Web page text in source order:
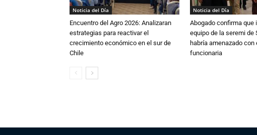
Noticia del Día
Encuentro del Agro 2026: Analizaran
estrategias para reactivar el
crecimiento económico en el sur de
Chile
Noticia del Día
Abogado confirma que
equipo de la seremi de
habría amenazado con
funcionaria